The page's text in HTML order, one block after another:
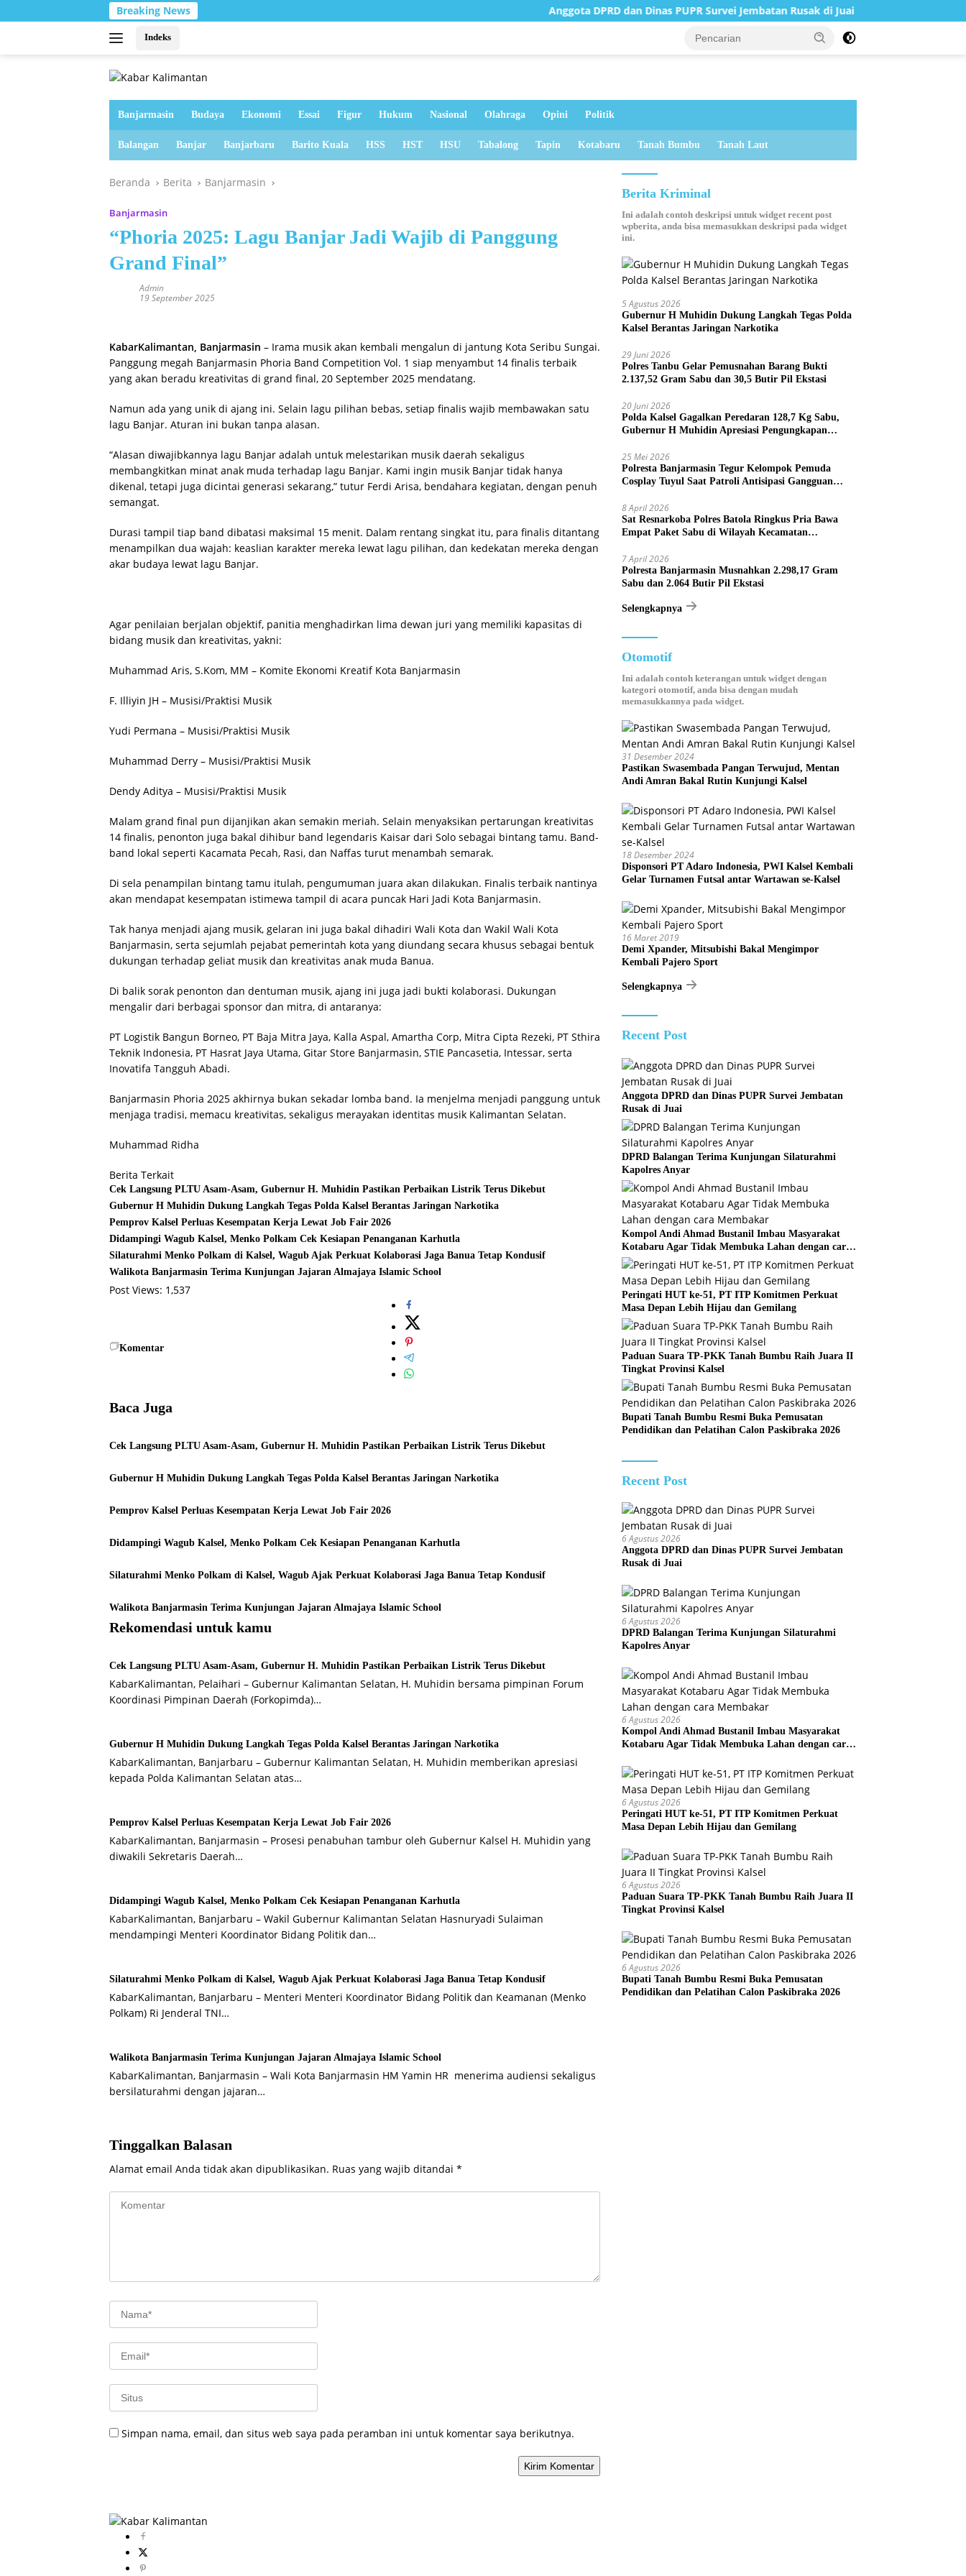
ke
Breaking News Anggota DPRD dan Dinas PUPR Survei Jembatan Rusak di Juai
Indeks
Banjarmasin Budaya Ekonomi Essai Figur Hukum Nasional Olahraga Opini Politik
Balangan Banjar Banjarbaru Barito Kuala HSS HST HSU Tabalong Tapin Kotabaru Tanah Bumbu Tanah Laut
Beranda Berita Banjarmasin
Banjarmasin
“Phoria 2025: Lagu Banjar Jadi Wajib di Panggung
Grand Final”
Admin
19 September 2025
KabarKalimantan, Banjarmasin – Irama musik akan kembali mengalun di jantung Kota Seribu Sungai.
Panggung megah Banjarmasin Phoria Band Competition Vol. 1 siap menyambut 14 finalis terbaik
yang akan beradu kreativitas di grand final, 20 September 2025 mendatang.
Namun ada yang unik di ajang ini. Selain lagu pilihan bebas, setiap finalis wajib membawakan satu
lagu Banjar. Aturan ini bukan tanpa alasan.
“Alasan diwajibkannya lagu Banjar adalah untuk melestarikan musik daerah sekaligus
membangkitkan minat anak muda terhadap lagu Banjar. Kami ingin musik Banjar tidak hanya
dikenal, tetapi juga dicintai generasi sekarang,” tutur Ferdi Arisa, bendahara kegiatan, dengan penuh
semangat.
Durasi tampil tiap band dibatasi maksimal 15 menit. Dalam rentang singkat itu, para finalis ditantang
menampilkan dua wajah: keaslian karakter mereka lewat lagu pilihan, dan kedekatan mereka dengan
akar budaya lewat lagu Banjar.
Agar penilaian berjalan objektif, panitia menghadirkan lima dewan juri yang memiliki kapasitas di
bidang musik dan kreativitas, yakni:
Muhammad Aris, S.Kom, MM – Komite Ekonomi Kreatif Kota Banjarmasin
F. Illiyin JH – Musisi/Praktisi Musik
Yudi Permana – Musisi/Praktisi Musik
Muhammad Derry – Musisi/Praktisi Musik
Dendy Aditya – Musisi/Praktisi Musik
Malam grand final pun dijanjikan akan semakin meriah. Selain menyaksikan pertarungan kreativitas
14 finalis, penonton juga bakal dihibur band legendaris Kaisar dari Solo sebagai bintang tamu. Band-
band lokal seperti Kacamata Pecah, Rasi, dan Naffas turut menambah semarak.
Di sela penampilan bintang tamu itulah, pengumuman juara akan dilakukan. Finalis terbaik nantinya
akan mendapat kesempatan istimewa tampil di acara puncak Hari Jadi Kota Banjarmasin.
Tak hanya menjadi ajang musik, gelaran ini juga bakal dihadiri Wali Kota dan Wakil Wali Kota
Banjarmasin, serta sejumlah pejabat pemerintah kota yang diundang secara khusus sebagai bentuk
dukungan terhadap geliat musik dan kreativitas anak muda Banua.
Di balik sorak penonton dan dentuman musik, ajang ini juga jadi bukti kolaborasi. Dukungan
mengalir dari berbagai sponsor dan mitra, di antaranya:
PT Logistik Bangun Borneo, PT Baja Mitra Jaya, Kalla Aspal, Amartha Corp, Mitra Cipta Rezeki, PT Sthira
Teknik Indonesia, PT Hasrat Jaya Utama, Gitar Store Banjarmasin, STIE Pancasetia, Intessar, serta
Inovatifa Tangguh Abadi.
Banjarmasin Phoria 2025 akhirnya bukan sekadar lomba band. Ia menjelma menjadi panggung untuk
menjaga tradisi, memacu kreativitas, sekaligus merayakan identitas musik Kalimantan Selatan.
Muhammad Ridha
Berita Terkait
Cek Langsung PLTU Asam-Asam, Gubernur H. Muhidin Pastikan Perbaikan Listrik Terus Dikebut
Gubernur H Muhidin Dukung Langkah Tegas Polda Kalsel Berantas Jaringan Narkotika
Pemprov Kalsel Perluas Kesempatan Kerja Lewat Job Fair 2026
Didampingi Wagub Kalsel, Menko Polkam Cek Kesiapan Penanganan Karhutla
Silaturahmi Menko Polkam di Kalsel, Wagub Ajak Perkuat Kolaborasi Jaga Banua Tetap Kondusif
Walikota Banjarmasin Terima Kunjungan Jajaran Almajaya Islamic School
Post Views: 1,537
Komentar
Baca Juga
Cek Langsung PLTU Asam-Asam, Gubernur H. Muhidin Pastikan Perbaikan Listrik Terus Dikebut
Gubernur H Muhidin Dukung Langkah Tegas Polda Kalsel Berantas Jaringan Narkotika
Pemprov Kalsel Perluas Kesempatan Kerja Lewat Job Fair 2026
Didampingi Wagub Kalsel, Menko Polkam Cek Kesiapan Penanganan Karhutla
Silaturahmi Menko Polkam di Kalsel, Wagub Ajak Perkuat Kolaborasi Jaga Banua Tetap Kondusif
Walikota Banjarmasin Terima Kunjungan Jajaran Almajaya Islamic School
Rekomendasi untuk kamu
Cek Langsung PLTU Asam-Asam, Gubernur H. Muhidin Pastikan Perbaikan Listrik Terus Dikebut
KabarKalimantan, Pelaihari – Gubernur Kalimantan Selatan, H. Muhidin bersama pimpinan Forum
Koordinasi Pimpinan Daerah (Forkopimda)…
Gubernur H Muhidin Dukung Langkah Tegas Polda Kalsel Berantas Jaringan Narkotika
KabarKalimantan, Banjarbaru – Gubernur Kalimantan Selatan, H. Muhidin memberikan apresiasi
kepada Polda Kalimantan Selatan atas…
Pemprov Kalsel Perluas Kesempatan Kerja Lewat Job Fair 2026
KabarKalimantan, Banjarmasin – Prosesi penabuhan tambur oleh Gubernur Kalsel H. Muhidin yang
diwakili Sekretaris Daerah…
Didampingi Wagub Kalsel, Menko Polkam Cek Kesiapan Penanganan Karhutla
KabarKalimantan, Banjarbaru – Wakil Gubernur Kalimantan Selatan Hasnuryadi Sulaiman
mendampingi Menteri Koordinator Bidang Politik dan…
Silaturahmi Menko Polkam di Kalsel, Wagub Ajak Perkuat Kolaborasi Jaga Banua Tetap Kondusif
KabarKalimantan, Banjarbaru – Menteri Menteri Koordinator Bidang Politik dan Keamanan (Menko
Polkam) Ri Jenderal TNI…
Walikota Banjarmasin Terima Kunjungan Jajaran Almajaya Islamic School
KabarKalimantan, Banjarmasin – Wali Kota Banjarmasin HM Yamin HR menerima audiensi sekaligus
bersilaturahmi dengan jajaran…
Tinggalkan Balasan
Alamat email Anda tidak akan dipublikasikan. Ruas yang wajib ditandai *
Simpan nama, email, dan situs web saya pada peramban ini untuk komentar saya berikutnya.
Berita Kriminal
Ini adalah contoh deskripsi untuk widget recent post
wpberita, anda bisa memasukkan deskripsi pada widget
ini.
5 Agustus 2026
Gubernur H Muhidin Dukung Langkah Tegas Polda
Kalsel Berantas Jaringan Narkotika
29 Juni 2026
Polres Tanbu Gelar Pemusnahan Barang Bukti
2.137,52 Gram Sabu dan 30,5 Butir Pil Ekstasi
20 Juni 2026
Polda Kalsel Gagalkan Peredaran 128,7 Kg Sabu,
Gubernur H Muhidin Apresiasi Pengungkapan
25 Mei 2026
Polresta Banjarmasin Tegur Kelompok Pemuda
Cosplay Tuyul Saat Patroli Antisipasi Gangguan
8 April 2026
Sat Resnarkoba Polres Batola Ringkus Pria Bawa
Empat Paket Sabu di Wilayah Kecamatan
7 April 2026
Polresta Banjarmasin Musnahkan 2.298,17 Gram
Sabu dan 2.064 Butir Pil Ekstasi
Selengkapnya
Otomotif
Ini adalah contoh keterangan untuk widget dengan
kategori otomotif, anda bisa dengan mudah
memasukkannya pada widget.
31 Desember 2024
Pastikan Swasembada Pangan Terwujud, Mentan
Andi Amran Bakal Rutin Kunjungi Kalsel
18 Desember 2024
Disponsori PT Adaro Indonesia, PWI Kalsel Kembali
Gelar Turnamen Futsal antar Wartawan se-Kalsel
16 Maret 2019
Demi Xpander, Mitsubishi Bakal Mengimpor
Kembali Pajero Sport
Selengkapnya
Recent Post
Anggota DPRD dan Dinas PUPR Survei Jembatan
Rusak di Juai
DPRD Balangan Terima Kunjungan Silaturahmi
Kapolres Anyar
Kompol Andi Ahmad Bustanil Imbau Masyarakat
Kotabaru Agar Tidak Membuka Lahan dengan cara
Membakar
Peringati HUT ke-51, PT ITP Komitmen Perkuat
Masa Depan Lebih Hijau dan Gemilang
Paduan Suara TP-PKK Tanah Bumbu Raih Juara II
Tingkat Provinsi Kalsel
Bupati Tanah Bumbu Resmi Buka Pemusatan
Pendidikan dan Pelatihan Calon Paskibraka 2026
Recent Post
6 Agustus 2026
Anggota DPRD dan Dinas PUPR Survei Jembatan
Rusak di Juai
6 Agustus 2026
DPRD Balangan Terima Kunjungan Silaturahmi
Kapolres Anyar
6 Agustus 2026
Kompol Andi Ahmad Bustanil Imbau Masyarakat
Kotabaru Agar Tidak Membuka Lahan dengan cara
6 Agustus 2026
Peringati HUT ke-51, PT ITP Komitmen Perkuat
Masa Depan Lebih Hijau dan Gemilang
6 Agustus 2026
Paduan Suara TP-PKK Tanah Bumbu Raih Juara II
Tingkat Provinsi Kalsel
6 Agustus 2026
Bupati Tanah Bumbu Resmi Buka Pemusatan
Pendidikan dan Pelatihan Calon Paskibraka 2026